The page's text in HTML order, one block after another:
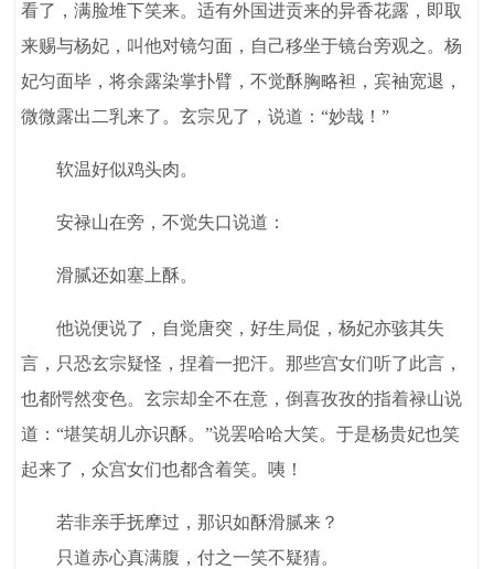
看了，满脸堆下笑来。适有外国进贡来的异香花露，即取
来赐与杨妃，叫他对镜匀面，自己移坐于镜台旁观之。杨
妃匀面毕，将余露染掌扑臂，不觉酥胸略袒，宾袖宽退，
微微露出二乳来了。玄宗见了，说道：“妙哉！”
软温好似鸡头肉。
安禄山在旁，不觉失口说道：
滑腻还如塞上酥。
他说便说了，自觉唐突，好生局促，杨妃亦骇其失
言，只恐玄宗疑怪，捏着一把汗。那些宫女们听了此言，
也都愕然变色。玄宗却全不在意，倒喜孜孜的指着禄山说
道：“堪笑胡儿亦识酥。”说罢哈哈大笑。于是杨贵妃也笑
起来了，众宫女们也都含着笑。咦！
若非亲手抚摩过，那识如酥滑腻来？
只道赤心真满腹，付之一笑不疑猜。